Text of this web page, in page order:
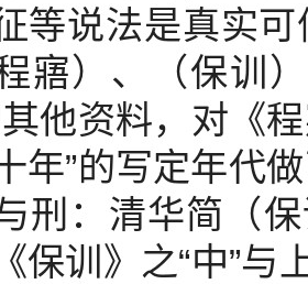
等说法是真实
寤）、（保训
其他资料，对《
年”的写定年代
刑：清华简（
保训》之“中”与